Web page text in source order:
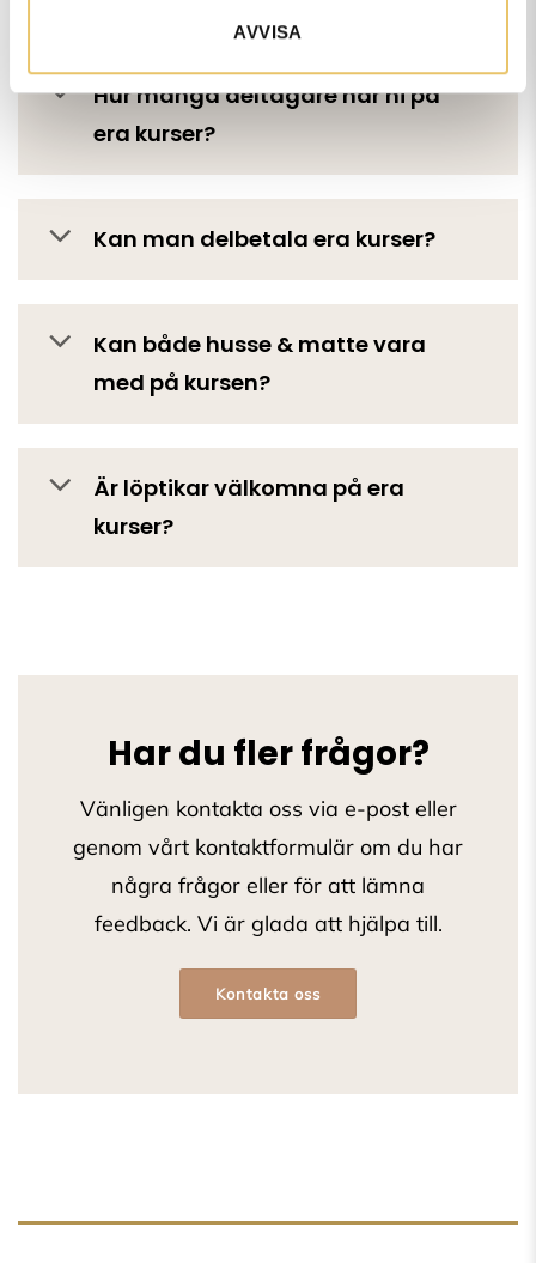
AVVISA
Hur många deltagare har ni på
era kurser?
Kan man delbetala era kurser?
Kan både husse & matte vara
med på kursen?
Är löptikar välkomna på era
kurser?
Har du fler frågor?
Vänligen kontakta oss via e-post eller
genom vårt kontaktformulär om du har
några frågor eller för att lämna
feedback. Vi är glada att hjälpa till.
Kontakta oss